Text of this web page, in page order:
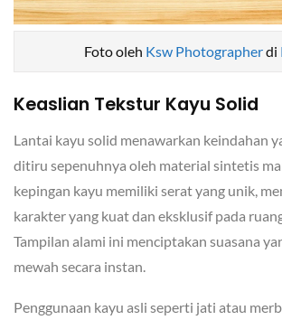
Foto oleh Ksw Photographerdi
Keaslian Tekstur Kayu Solid
Lantai kayu solid menawarkan keindahan
ditiru sepenuhnya oleh material sintetis
kepingan kayu memiliki serat yang unik,
karakter yang kuat dan eksklusif pada
Tampilan alami ini menciptakan suasana
mewah secara instan.
Penggunaan kayu asli seperti jati atau